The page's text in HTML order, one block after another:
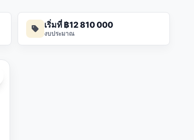
เริ่มที่ ฿12 810 000
งบประมาณ